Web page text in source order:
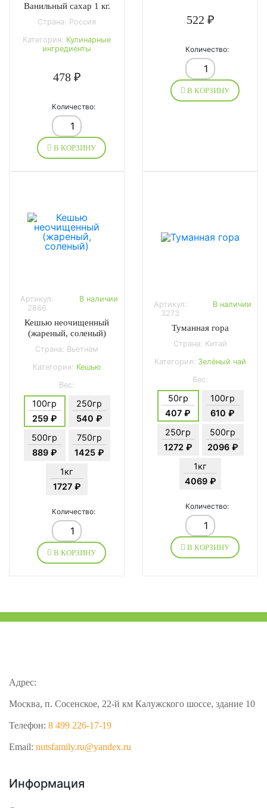
Ванильный сахар 1 кг.
Страна: Россия
Категория: Кулинарные
ингредиенты
478 ₽
Количество:
В КОРЗИНУ
522 ₽
Количество:
В КОРЗИНУ
Артикул:
2866
В наличии
Кешью неочищенный
(жареный, соленый)
Страна: Вьетнам
Категория: Кешью
Вес:
100гр
259 ₽
250гр
540 ₽
500гр
889 ₽
750гр
1425 ₽
1кг
1727 ₽
Количество:
В КОРЗИНУ
Артикул:
3273
В наличии
Туманная гора
Страна: Китай
Категория: Зелёный чай
Вес:
50гр
407 ₽
100гр
610 ₽
250гр
1272 ₽
500гр
2096 ₽
1кг
4069 ₽
Количество:
В КОРЗИНУ
Адрес:
Москва, п. Сосенское, 22-й км Калужского шоссе, здание 10
Телефон: 8 499 226-17-19
Email: nutsfamily.ru@yandex.ru
Информация